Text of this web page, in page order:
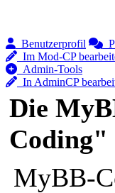
Benutzerprofil
Im Mod-CP
Admin-Tools
In AdminCP
Die
Coding"
MyBB-